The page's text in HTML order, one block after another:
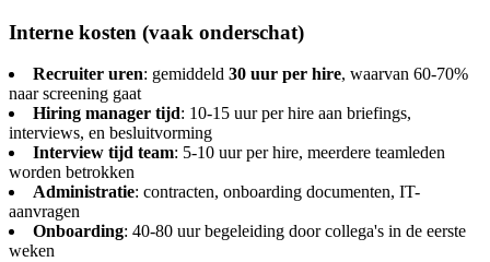
Interne kosten (vaak onderschat)
Recruiter uren: gemiddeld 30 uur per hire, waarvan 60-70%
naar screening gaat
Hiring manager tijd: 10-15 uur per hire aan briefings,
interviews, en besluitvorming
Interview tijd team: 5-10 uur per hire, meerdere teamleden
worden betrokken
Administratie: contracten, onboarding documenten, IT-
aanvragen
Onboarding: 40-80 uur begeleiding door collega's in de eerste
weken